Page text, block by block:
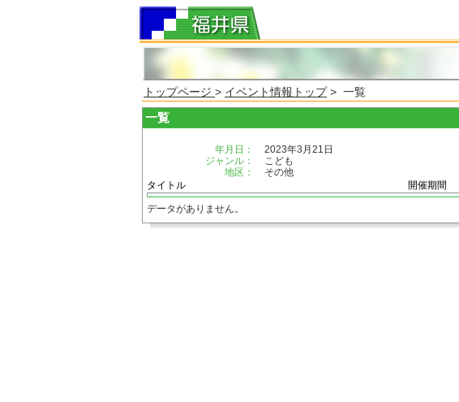
トップページ > イベント情報トップ> 一覧
一覧
年月日：
2023年3月21日
ジャンル：
こども
地区：
その他
タイトル
開催期間
データがありません。